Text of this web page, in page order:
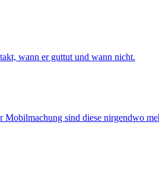
wann er guttut und wann nicht.
sind diese nirgendwo